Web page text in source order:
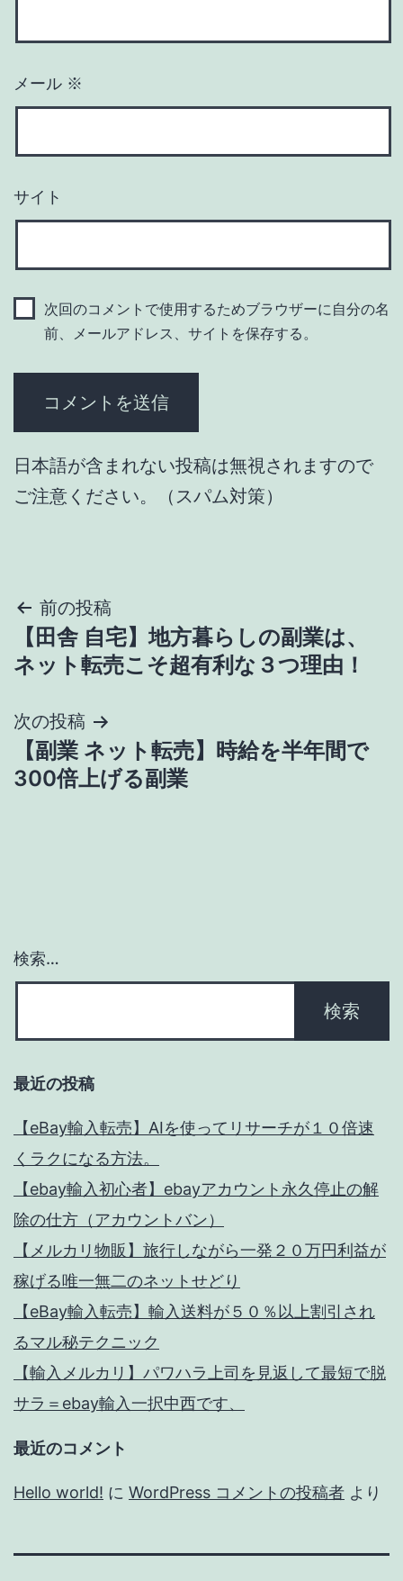
メール ※
サイト
次回のコメントで使用するためブラウザーに自分の名
前、メールアドレス、サイトを保存する。
日本語が含まれない投稿は無視されますので
ご注意ください。（スパム対策）
投
稿
ビ
ゲ
ン
前の投稿
【田舎 自宅】地方暮らしの副業は、
ネット転売こそ超有利な３つ理由！
次の投稿
【副業 ネット転売】時給を半年間で
300倍上げる副業
検索…
最近の投稿
【eBay輸入転売】AIを使ってリサーチが１０倍速
くラクになる方法。
【ebay輸入初心者】ebayアカウント永久停止の解
除の仕方（アカウントバン）
【メルカリ物販】旅行しながら一発２０万円利益が
稼げる唯一無二のネットせどり
【eBay輸入転売】輸入送料が５０％以上割引され
るマル秘テクニック
【輸入メルカリ】パワハラ上司を見返して最短で脱
サラ＝ebay輸入一択中西です、
最近のコメント
Hello world! に WordPress コメントの投稿者 より